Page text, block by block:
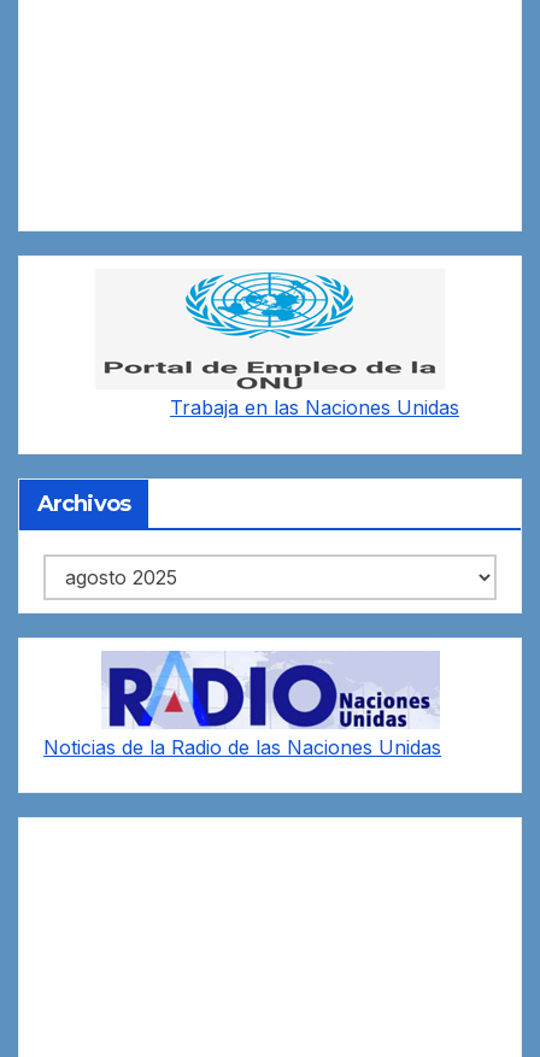
Trabaja en las Naciones Unidas
Archivos
Archivos
Noticias de la Radio de las Naciones Unidas